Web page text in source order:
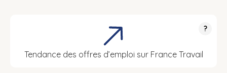
?
Tendance des offres d’emploi sur France Travail